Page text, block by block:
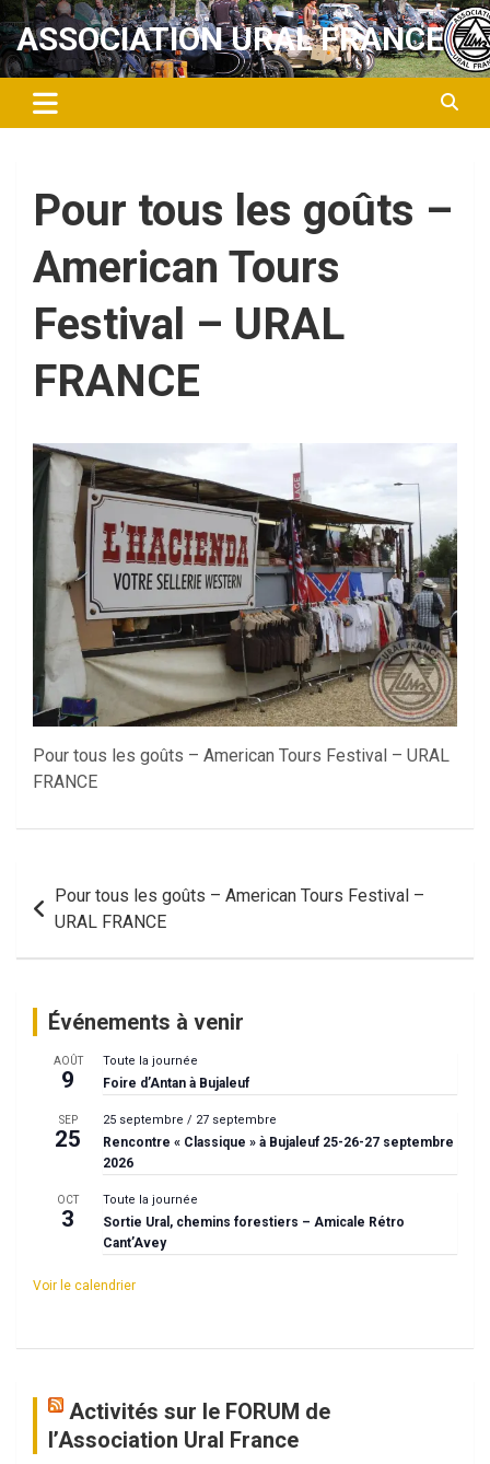
Aller
au
contenu
ASSOCIATION URAL FRANCE
Pour tous les goûts –
American Tours
Festival – URAL
FRANCE
Pour tous les goûts – American Tours Festival – URAL
FRANCE
Navigation
de
l’article
Pour tous les goûts – American Tours Festival –
URAL FRANCE
Événements à venir
AOÛT
9
Toute la journée
Foire d’Antan à Bujaleuf
SEP
25
25 septembre / 27 septembre
Rencontre « Classique » à Bujaleuf 25-26-27 septembre
2026
OCT
3
Toute la journée
Sortie Ural, chemins forestiers – Amicale Rétro
Cant’Avey
Voir le calendrier
Activités sur le FORUM de
l’Association Ural France